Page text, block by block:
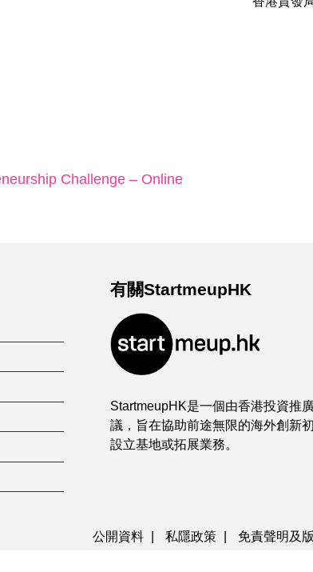
Challenge – Online
有關StartmeupHK
StartmeupHK是一個由香港投資推
議，旨在協助前途無限的海外創新
設立基地或拓展業務。
公開資料 | 私隱政策 | 免責聲明及